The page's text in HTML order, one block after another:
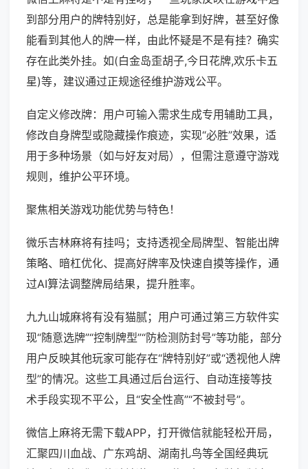
到部分用户的牌特别好，总是能拿到好牌，甚至好像
能看到其他人的牌一样，由此怀疑是不是有挂？确实
存在此类外挂。如(白金岛歪胡子,今日花牌,欢乐卡五
星)等，建议通过正规途径维护游戏公平。
自定义修改牌：用户可输入需求生成专用辅助工具，
修改自身牌型或隐藏操作痕迹，实现“必胜”效果，适
用于多种场景（如与好友对局），但需注意遵守游戏
规则，维护公平环境。
聚焦相关游戏功能优势与特色！
微乐吉林麻将有挂吗；支持透视全局牌型、智能出牌
策略、暗杠优化、提高好牌率及快速自摸等操作，通
过AI算法调整牌局结果，提升胜率。
九九山城麻将有没有猫腻；用户可通过第三方软件实
现“随意选牌”“控制牌型”“防检测防封号”等功能，部分
用户反映其他玩家可能存在“牌特别好”或“透视他人牌
型”的情况。这些工具通过后台运行、自动连接等技
术手段实现不平公，且“安全性高”“不被封号”。
微信上麻将无需下载APP，打开微信就能轻松开局，
汇聚四川血战、广东鸡胡、湖南扎鸟等全国经典玩